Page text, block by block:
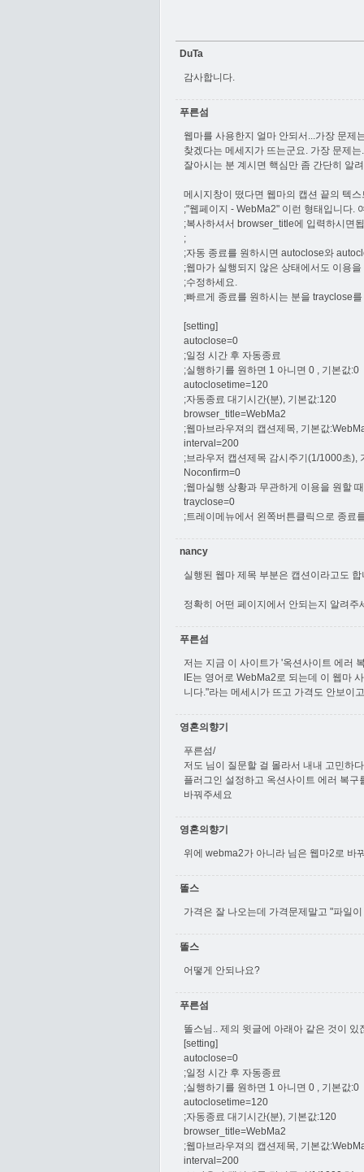
DuTa
감사합니다.
푸른섬
웹마를 사용한지 얼마 안되서...가장 문제
찾겠다는 메세지가 뜨는군요. 가장 문제
잘아시는 분 계시면 핵심만 좀 간단히 알
메시지창이 떴다면 웹마의 캡션 끝의 텍
;"웹페이지 - WebMa2" 이런 형태입니다.
;복사하셔서 browser_title에 입력하시면
;
;자동 종료를 원하시면 autoclose와
;웹마가 실행되지 않은 상태에서도 이용
;수정하세요.
;빠르게 종료를 원하시는 분을 trayclose
[setting]
autoclose=0
;일정 시간 후 자동종료
;실행하기를 원하면 1 아니면 0 , 기본값:0
autoclosetime=120
;자동종료 대기시간(분), 기본값:120
browser_title=WebMa2
;웹마브라우져의 캡션제목, 기본값
interval=200
;브라우저 캡션제목 감시주기(1/1000초),
Noconfirm=0
;웹마실행 상황과 무관하게 이용을 원할
trayclose=0
;트레이메뉴에서 왼쪽버튼클릭으로 종료
nancy
실행된 웹마 제목 부분은 캡션이라고도
정확히 어떤 페이지에서 안되는지 알려
푸른섬
저는 지금 이 사이트가 '옥션사이트 에러
IE는 영어로 WebMa2로 되는데 이 웹마
니다."라는 메세시가 뜨고 가격도 안보이
영혼의향기
푸른섬/
저도 님이 질문할 걸 몰라서 내내 고민하
플러그인 설정하고 옥션사이트 에러 복
바꿔주세요
영혼의향기
위에 webma2가 아니라 님은 웹마2로 바
똘스
가격은 잘 나오는데 가격문제말고 "파일
똘스
어떻게 안되나요?
푸른섬
똘스님.. 제의 윗글에 아래아 같은 것이
[setting]
autoclose=0
;일정 시간 후 자동종료
;실행하기를 원하면 1 아니면 0 , 기본값:0
autoclosetime=120
;자동종료 대기시간(분), 기본값:120
browser_title=WebMa2
;웹마브라우져의 캡션제목, 기본값
interval=200